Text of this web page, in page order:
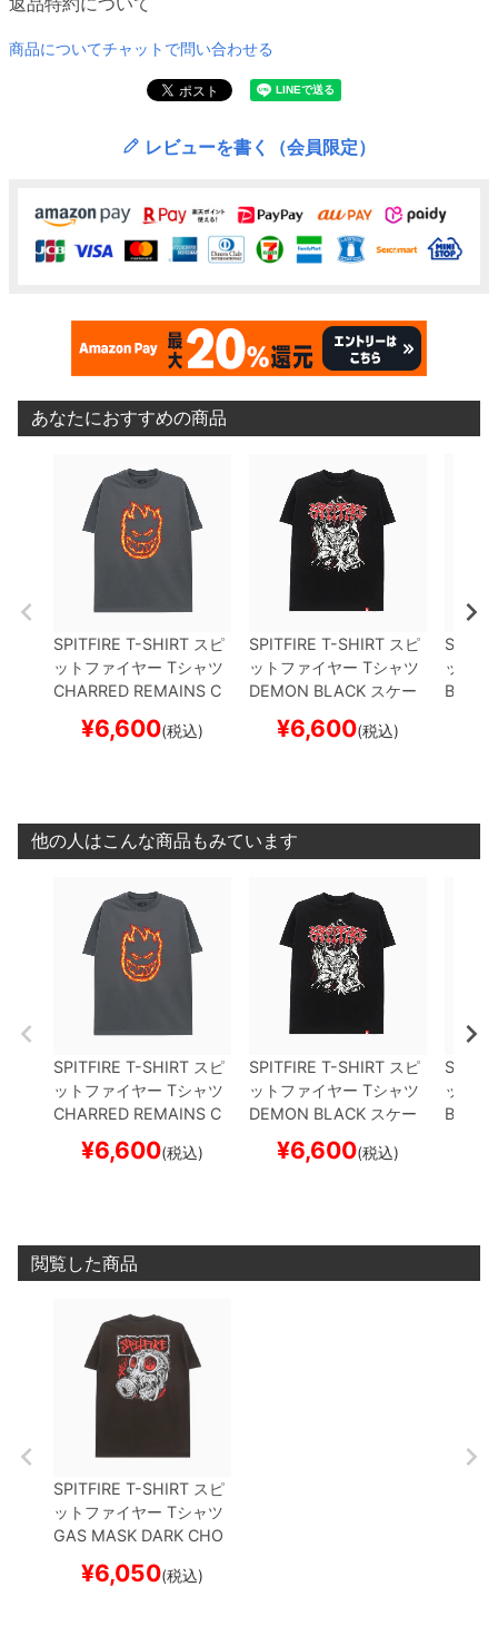
商品についてチャットで問い合わせる
レビューを書く（会員限定）
あなたにおすすめの商品
SPITFIRE T-SHIRT スピ
ットファイヤー Tシャツ
CHARRED REMAINS C
ド スケボー
¥6,600(税込)
SPITFIRE T-SHIRT スピ
ットファイヤー Tシャツ
DEMON BLACK スケー
¥6,600(税込)
ットフ
BASIC
他の人はこんな商品もみています
SPITFIRE T-SHIRT スピ
ットファイヤー Tシャツ
CHARRED REMAINS C
HARCOAL スケートボー
ド スケボー
¥6,600(税込)
SPITFIRE T-SHIRT スピ
ットファイヤー Tシャツ
DEMON BLACK スケー
トボード スケボー
¥6,600(税込)
ットフ
BASIC
閲覧した商品
SPITFIRE T-SHIRT スピ
ットファイヤー Tシャツ
GAS MASK DARK CHO
スケボー
¥6,050(税込)